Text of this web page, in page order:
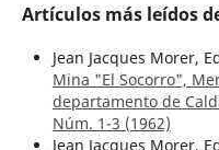
Artículos más leídos
Jean Jacques Morer,
Mina "El Socorro",
departamento de
Núm. 1-3 (1962)
Jean Jacques Morer,